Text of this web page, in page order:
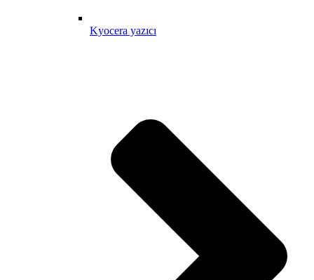
Kyocera yazıcı